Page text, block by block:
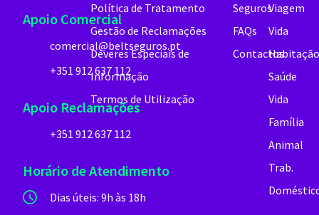
Viagem
Vida
Saúde
Vida
Família
Animal
Trab.
Seguros
FAQs
Contactos
Política de Tratamento
Gestão de Reclamações
Deveres Especiais de
Informação
Termos de Utilização
Apoio Comercial
comercial@beltseguros.pt
+351 912 637 112
Apoio Reclamações
+351 912 637 112
Horário de Atendimento
Dias úteis: 9h às 18h